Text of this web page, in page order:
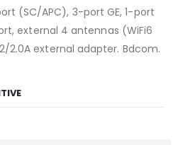
(SC/APC), 3-port GE, 1-port
port, external 4 antennas (WiFi6
2.0A external adapter. Bdcom.